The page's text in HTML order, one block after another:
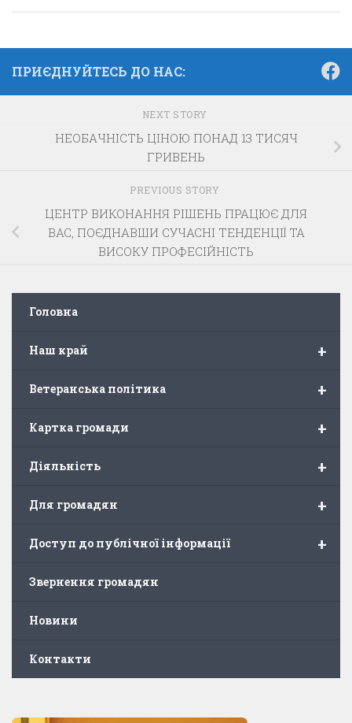
ПРИЄДНУЙТЕСЬ ДО НАС:
NEXT STORY
НЕОБАЧНІСТЬ ЦІНОЮ ПОНАД 13 ТИСЯЧ
ГРИВЕНЬ
PREVIOUS STORY
ЦЕНТР ВИКОНАННЯ РІШЕНЬ ПРАЦЮЄ ДЛЯ
ВАС, ПОЄДНАВШИ СУЧАСНІ ТЕНДЕНЦІЇ ТА
ВИСОКУ ПРОФЕСІЙНІСТЬ
Головна
+
Наш край
+
Ветеранська політика
+
Картка громади
+
Діяльність
+
Для громадян
+
Доступ до публічної інформації
Звернення громадян
Новини
Контакти